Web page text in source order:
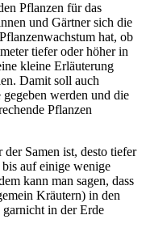
Pflanzen für das
und Gärtner sich die
hat, ob
tiefer oder höher in
kleine Erläuterung
Damit soll auch
werden und die
Pflanzen
der Samen ist, desto tiefer
auf einige wenige
kann man sagen, dass
Kräutern) in den
in der Erde